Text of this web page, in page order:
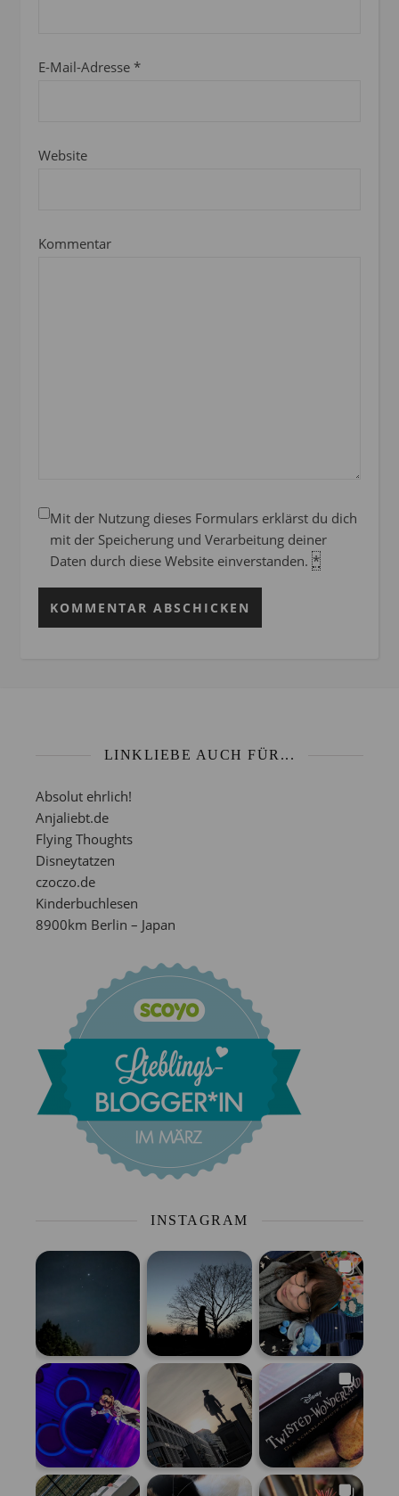
E-Mail-Adresse *
Website
Kommentar
Mit der Nutzung dieses Formulars erklärst du dich
mit der Speicherung und Verarbeitung deiner
Daten durch diese Website einverstanden. *
LINKLIEBE AUCH FÜR...
Absolut ehrlich!
Anjaliebt.de
Flying Thoughts
Disneytatzen
czoczo.de
Kinderbuchlesen
8900km Berlin – Japan
INSTAGRAM